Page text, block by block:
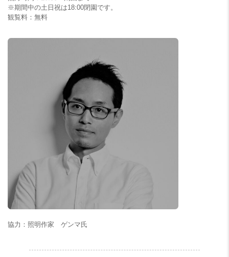
※期間中の土日祝は18:00閉園です。
観覧料：無料
協力：照明作家 ゲンマ氏